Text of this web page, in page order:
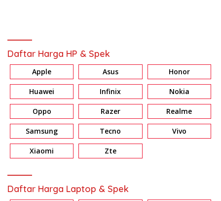
Daftar Harga HP & Spek
Apple Asus Honor
Huawei Infinix Nokia
Oppo Razer Realme
Samsung Tecno Vivo
Xiaomi Zte
Daftar Harga Laptop & Spek